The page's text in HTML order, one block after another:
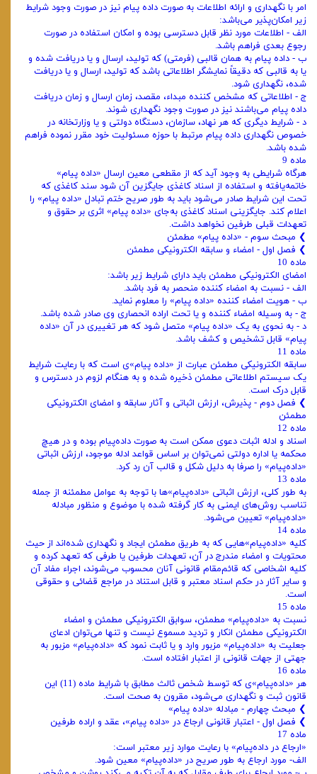
امر با نگهداری و ارائه اطلاعات به صورت داده پیام نیز در صورت وجود شرایط
زیر امکان‌پذیر می‌باشد:
‌الف - اطلاعات مورد نظر قابل دسترسی بوده و امکان استفاده در صورت
رجوع‌ بعدی فراهم باشد.
ب - داده پیام به همان قالبی (‌فرمتی) که تولید، ارسال و یا دریافت شده و
یا به‌ قالبی که دقیقاً نمایشگر اطلاعاتی باشد که تولید، ارسال و یا دریافت
شده، نگهداری شود.
ج - اطلاعاتی که مشخص کننده مبداء، مقصد، زمان ارسال و زمان دریافت
داده پیام می‌باشند نیز در صورت وجود نگهداری شوند.
‌د - شرایط دیگری که هر نهاد، سازمان، دستگاه دولتی و یا وزارتخانه در
خصوص نگهداری داده پیام مرتبط با حوزه مسئولیت خود مقرر نموده فراهم
شده باشد.
‌ماده 9
هرگاه شرایطی به وجود آید که از مقطعی معین ارسال «‌داده پیام»
خاتمه‌یافته و استفاده از اسناد کاغذی جایگزین آن شود سند کاغذی که
تحت این شرایط صادر می‌شود باید به طور صریح ختم تبادل «‌داده پیام» را
اعلام کند. جایگزینی اسناد کاغذی به‌جای «داده پیام» اثری بر حقوق و
تعهدات قبلی طرفین نخواهد داشت.
❯ مبحث سوم - «‌داده پیام» مطمئن
❯ ‌فصل اول - امضاء و سابقه الکترونیکی مطمئن
‌ماده 10
امضای الکترونیکی مطمئن باید دارای شرایط زیر باشد:
‌الف - نسبت به امضاء کننده منحصر به فرد باشد.
ب - هویت امضاء کننده «‌داده پیام» را معلوم نماید.
ج - به وسیله امضاء کننده و یا تحت اراده انحصاری وی صادر شده باشد.
‌د - به نحوی به یک «‌داده پیام» متصل شود که هر تغییری در آن «‌داده
پیام» قابل‌ تشخیص و کشف باشد.
‌ماده 11
سابقه الکترونیکی مطمئن عبارت از «‌داده پیام»ی است که با رعایت‌ شرایط
یک سیستم اطلاعاتی مطمئن ذخیره شده و به هنگام لزوم در دسترس و
قابل درک‌ است.
❯ ‌فصل دوم - پذیرش، ارزش اثباتی و آثار سابقه و امضای الکترونیکی
مطمئن
ماده 12
اسناد و ادله اثبات دعوی ممکن است به صورت داده‌پیام بوده و در هیچ
محکمه یا اداره دولتی نمی‌توان بر اساس قواعد ادله موجود، ارزش اثباتی
«داده‌پیام» را صرفا به دلیل شکل و قالب آن رد کرد.
ماده 13
به طور کلی، ارزش اثباتی «داده‌پیام»ها با توجه به عوامل مطمئنه از جمله
تناسب روش‌های ایمنی به کار گرفته شده با موضوع و منظور مبادله
«داده‌پیام» تعیین می‌شود.
ماده 14
کلیه «داده‌پیام»هایی که به طریق مطمئن ایجاد و نگهداری شده‌اند از حیث
محتویات و امضاء مندرج در آن، تعهدات طرفین یا طرفی که تعهد کرده و
کلیه اشخاصی که قائم‌مقام قانونی آنان محسوب می‌شوند، اجراء مفاد آن
و سایر آثار در حکم اسناد معتبر و قابل استناد در مراجع قضائی و حقوقی
است.
ماده 15
نسبت به «داده‌پیام» مطمئن، سوابق الکترونیکی مطمئن و امضاء
الکترونیکی مطمئن انکار و تردید مسموع نیست و تنها می‌توان ادعای
جعلیت به «داده‌پیام» مزبور وارد و یا ثابت نمود که «داده‌پیام» مزبور به
جهتی از جهات قانونی از اعتبار افتاده است.
ماده 16
هر «داده‌پیام»ی که توسط شخص ثالث مطابق با شرایط ماده (11) این
قانون ثبت و نگهداری می‌شود، مقرون به صحت است.
❯ ‌مبحث چهارم - مبادله «‌داده پیام»
❯ ‌فصل اول - اعتبار قانونی ارجاع در «‌داده پیام»، عقد و اراده طرفین
ماده 17
«ارجاع در داده‌پیام» با رعایت موارد زیر معتبر است:
الف‌- مورد ارجاع به طور صریح در «داده‌پیام» معین شود.